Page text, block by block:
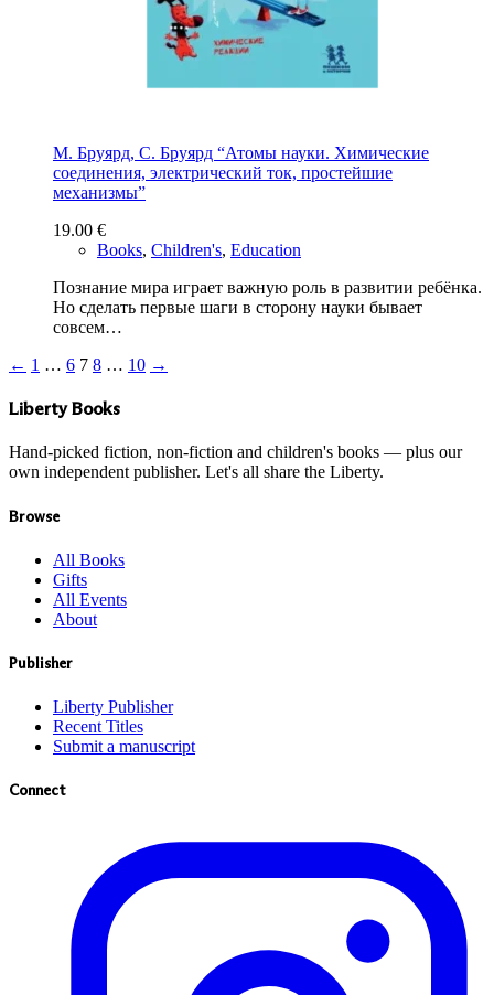
М. Бруярд, С. Бруярд “Атомы науки. Химические
соединения, электрический ток, простейшие
механизмы”
19.00 €
Books, Children's, Education
Познание мира играет важную роль в развитии ребёнка.
Но сделать первые шаги в сторону науки бывает
совсем…
← 1 … 6 7 8 … 10 →
Liberty Books
Hand-picked fiction, non-fiction and children's books — plus our
own independent publisher. Let's all share the Liberty.
Browse
All Books
Gifts
All Events
About
Publisher
Liberty Publisher
Recent Titles
Submit a manuscript
Connect